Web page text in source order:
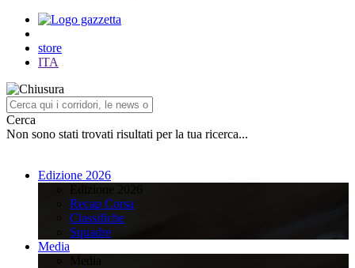
store
ITA
Cerca
Non sono stati trovati risultati per la tua ricerca...
Edizione 2026
Recap Corsa
Classifiche
Squadre
Media